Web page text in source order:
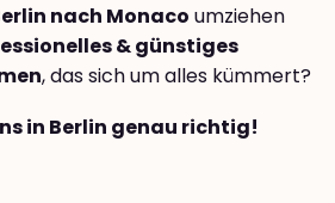
nach Monaco umziehen
& günstiges
, das sich um alles kümmert?
in Berlin genau richtig!